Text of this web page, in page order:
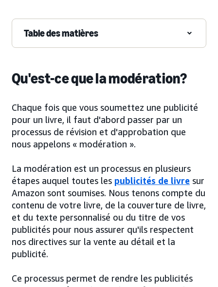
Table des matières
Qu'est-ce que la modération?
Chaque fois que vous soumettez une publicité
pour un livre, il faut d'abord passer par un
processus de révision et d'approbation que
nous appelons « modération ».
La modération est un processus en plusieurs
étapes auquel toutes les publicités de livre sur
Amazon sont soumises. Nous tenons compte du
contenu de votre livre, de la couverture de livre,
et du texte personnalisé ou du titre de vos
publicités pour nous assurer qu'ils respectent
nos directives sur la vente au détail et la
publicité.
Ce processus permet de rendre les publicités